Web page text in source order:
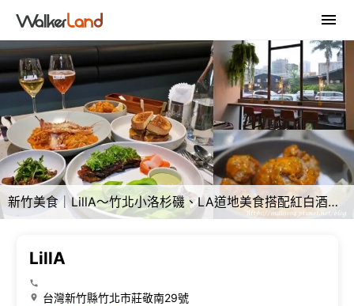
新竹美食｜LillA～竹北小洛杉磯、LA道地美食搭配紅白酒佐餐，人氣網美餐廳，附停車位，新竹人下班、放鬆好
LillA
台灣新竹縣竹北市莊敬南29號